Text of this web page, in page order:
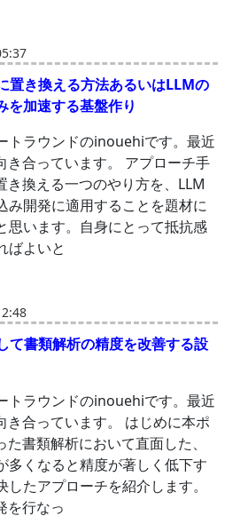
置き換える方法あるいはLLMの
を加速する基盤作り
トラウンドのinouehiです。最近
き合っています。 アプローチ手
き換える一つのやり方を、LLM
み開発に適用することを題材に
思います。自身にとって抵抗感
ばよいと
て書類解析の精度を改善する設
トラウンドのinouehiです。最近
き合っています。 はじめに本ポ
書類解析において直面した、
多くなると精度が著しく低下す
したアプローチを紹介します。
を行なっ